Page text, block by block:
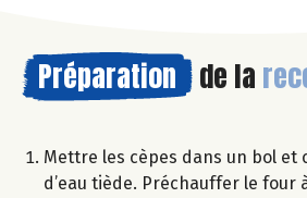
Préparation de la
Mettre les cèpes dans un bol et
d’eau tiède. Préchauffer le four